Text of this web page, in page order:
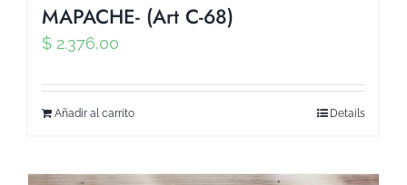
MAPACHE- (Art C-68)
$ 2.376,00
Añadir al carrito Details